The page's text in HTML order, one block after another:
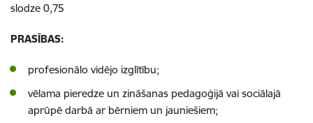
slodze 0,75
PRASĪBAS:
profesionālo vidējo izglītību;
vēlama pieredze un zināšanas pedagoģijā vai sociālajā
aprūpē darbā ar bērniem un jauniešiem;